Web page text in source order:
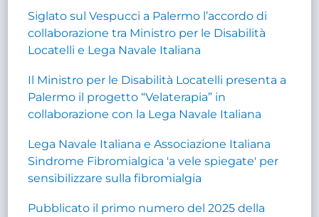
Siglato sul Vespucci a Palermo l’accordo di
collaborazione tra Ministro per le Disabilità
Locatelli e Lega Navale Italiana
Il Ministro per le Disabilità Locatelli presenta a
Palermo il progetto “Velaterapia” in
collaborazione con la Lega Navale Italiana
Lega Navale Italiana e Associazione Italiana
Sindrome Fibromialgica 'a vele spiegate' per
sensibilizzare sulla fibromialgia
Pubblicato il primo numero del 2025 della